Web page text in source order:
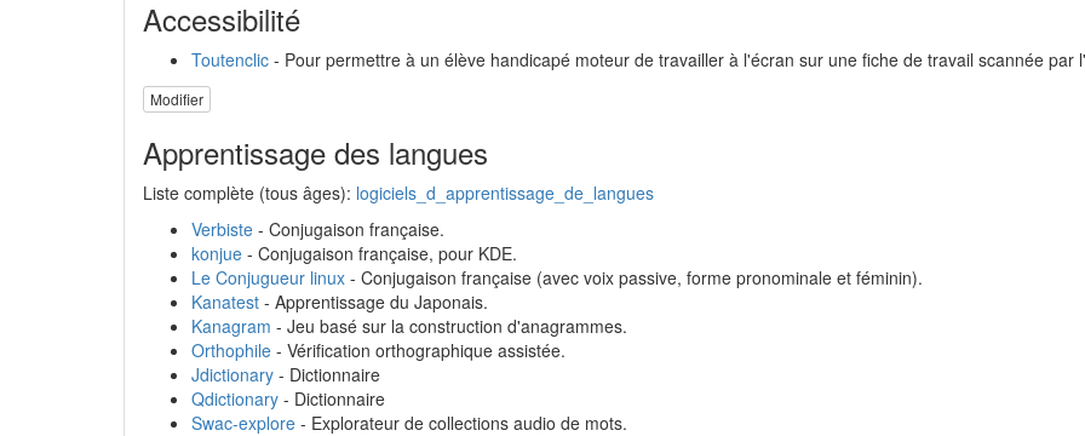
Accessibilité
Toutenclic - Pour permettre à un élève handicapé moteur de travailler à l'écran sur une fiche de travail scannée par
Modifier
Apprentissage des langues
Liste complète (tous âges): logiciels_d_apprentissage_de_langues
Verbiste - Conjugaison française.
konjue - Conjugaison française, pour KDE.
Le Conjugueur linux - Conjugaison française (avec voix passive, forme pronominale et féminin).
Kanatest - Apprentissage du Japonais.
Kanagram - Jeu basé sur la construction d'anagrammes.
Orthophile - Vérification orthographique assistée.
Jdictionary - Dictionnaire
Qdictionary - Dictionnaire
Swac-explore - Explorateur de collections audio de mots.